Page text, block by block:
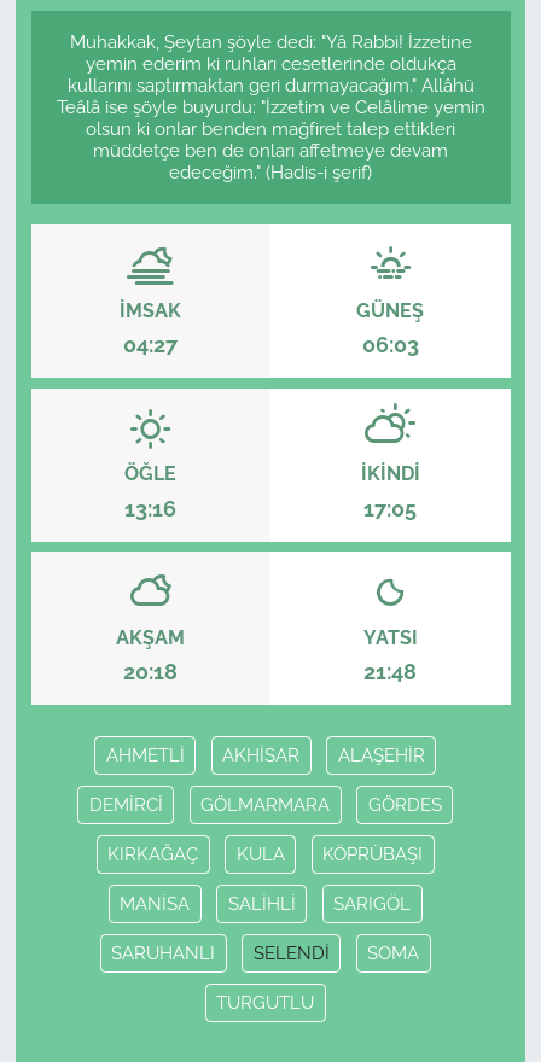
Muhakkak, Şeytan şöyle dedi: "Yâ Rabbi! İzzetine
yemin ederim ki ruhları cesetlerinde oldukça
kullarını saptırmaktan geri durmayacağım." Allâhü
Teâlâ ise şöyle buyurdu: "İzzetim ve Celâlime yemin
olsun ki onlar benden mağfiret talep ettikleri
müddetçe ben de onları affetmeye devam
edeceğim." (Hadis-i şerif)
İMSAK
04:27
GÜNEŞ
06:03
ÖĞLE
13:16
İKINDI
17:05
AKŞAM
20:18
YATSI
21:48
AHMETLİ AKHİSAR ALAŞEHİR
DEMİRCİ GÖLMARMARA GÖRDES
KIRKAĞAÇ KULA KÖPRÜBAŞI
MANİSA SALİHLİ SARIGÖL
SARUHANLI SELENDİ SOMA
TURGUTLU